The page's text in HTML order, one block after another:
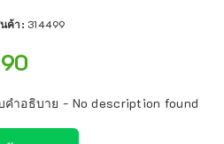
ค้า: 314499
คำอธิบาย - No description found